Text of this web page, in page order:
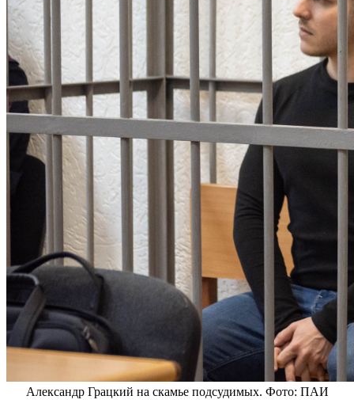
Александр Грацкий на скамье подсудимых. Фото: ПАИ